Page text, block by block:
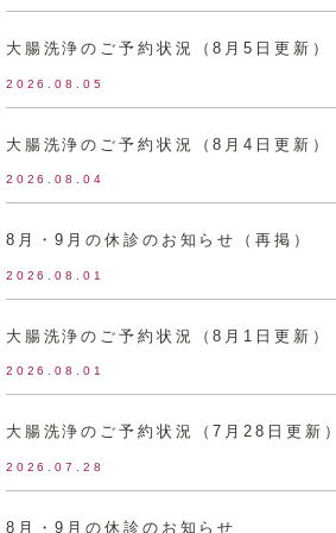
大腸洗浄のご予約状況（8月5日更新）
2026.08.05
大腸洗浄のご予約状況（8月4日更新）
2026.08.04
8月・9月の休診のお知らせ（再掲）
2026.08.01
大腸洗浄のご予約状況（8月1日更新）
2026.08.01
大腸洗浄のご予約状況（7月28日更新）
2026.07.28
8月・9月の休診のお知らせ